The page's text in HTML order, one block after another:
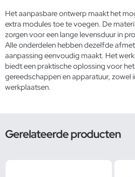
Het aanpasbare ontwerp maakt het
extra modules toe te voegen. De
zorgen voor een lange levensduur in
Alle onderdelen hebben dezelfde
aanpassing eenvoudig maakt. Het
biedt een praktische oplossing voor
gereedschappen en apparatuur, zowel
werkplaatsen.
Gerelateerde producten